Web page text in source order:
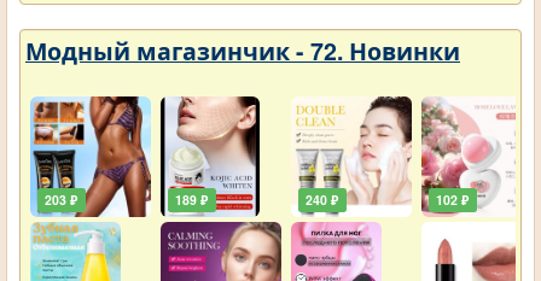
Модный магазинчик - 72. Новинки
203 ₽ 189 ₽ 240 ₽ 102 ₽